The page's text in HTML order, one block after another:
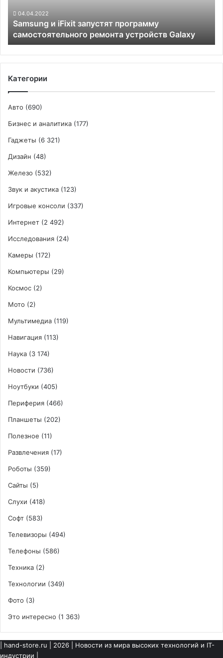
устройств
Galaxy
04.04.2022
Samsung и iFixit запустят программу
самостоятельного ремонта устройств Galaxy
Категории
Авто (690)
Бизнес и аналитика (177)
Гаджеты (6 321)
Дизайн (48)
Железо (532)
Звук и акустика (123)
Игровые консоли (337)
Интернет (2 492)
Исследования (24)
Камеры (172)
Компьютеры (29)
Космос (2)
Мото (2)
Мультимедиа (119)
Навигация (113)
Наука (3 174)
Новости (736)
Ноутбуки (405)
Периферия (466)
Планшеты (202)
Полезное (11)
Развлечения (17)
Роботы (359)
Сайты (5)
Слухи (418)
Софт (583)
Телевизоры (494)
Телефоны (586)
Техника (2)
Технологии (349)
Фото (3)
Это интересно (1 363)
hand-store.ru | 2026 | Новости из мира высоких технологий и IT-
индустрии |